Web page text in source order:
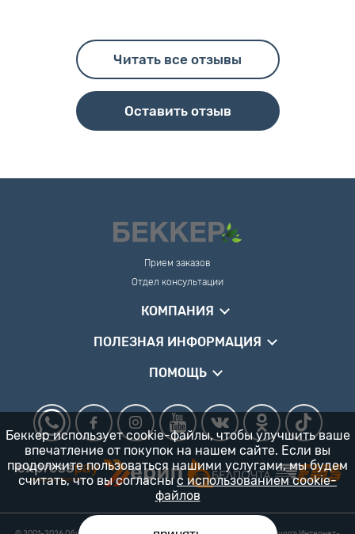
Читать все отзывы
Оставить отзыв
Прием заказов
Отдел консультации
КОМПАНИЯ
ПОЛЕЗНАЯ ИНФОРМАЦИЯ
ПОМОЩЬ
Беккер использует cookie-файлы, чтобы улучшить ваше
впечатление от покупок на нашем сайте. Если вы
продолжите пользоваться нашими услугами, мы будем
считать, что вы согласны с использованием cookie-
файлов